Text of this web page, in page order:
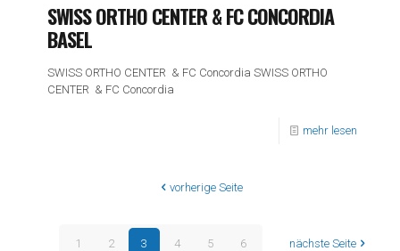
SWISS ORTHO CENTER & FC CONCORDIA
BASEL
SWISS ORTHO CENTER & FC Concordia SWISS ORTHO
CENTER & FC Concordia
mehr lesen
vorherige Seite
1 2 3 4 5 6 nächste Seite